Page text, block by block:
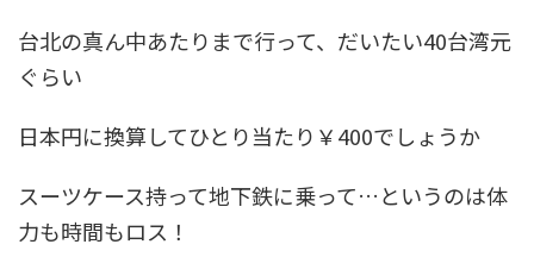
台北の真ん中あたりまで行って、だいたい40台湾元
ぐらい
日本円に換算してひとり当たり￥400でしょうか
スーツケース持って地下鉄に乗って…というのは体
力も時間もロス！